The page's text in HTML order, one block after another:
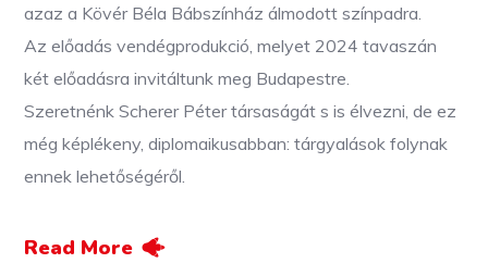
azaz a Kövér Béla Bábszínház álmodott színpadra.
Az előadás vendégprodukció, melyet 2024 tavaszán
két előadásra invitáltunk meg Budapestre.
Szeretnénk Scherer Péter társaságát s is élvezni, de ez
még képlékeny, diplomaikusabban: tárgyalások folynak
ennek lehetőségéről.
Read More